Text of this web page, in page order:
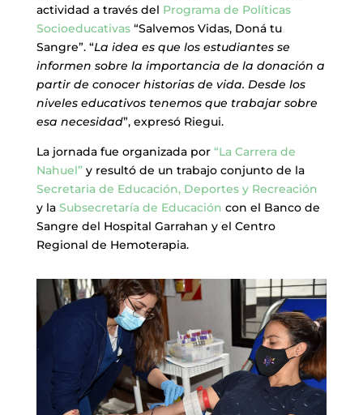
actividad a través del Programa de Políticas
Socioeducativas“Salvemos Vidas, Doná tu
Sangre”. “La idea es que los estudiantes se
informen sobre la importancia de la donación a
partir de conocer historias de vida. Desde los
niveles educativos tenemos que trabajar sobre
esa necesidad”, expresó Riegui.
La jornada fue organizada por “La Carrera de
Nahuel” y resultó de un trabajo conjunto de la
Secretaria de Educación, Deportes y Recreación
y la Subsecretaría de Educación con el Banco de
Sangre del Hospital Garrahan y el Centro
Regional de Hemoterapia.